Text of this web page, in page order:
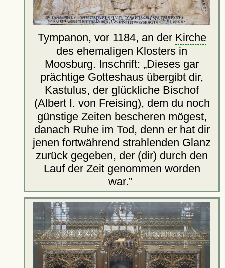
Tympanon, vor 1184, an der Kirche
des ehemaligen Klosters in
Moosburg. Inschrift: Dieses gar
prächtige Gotteshaus übergibt dir,
Kastulus, der glückliche Bischof
(Albert I. von Freising), dem du noch
günstige Zeiten bescheren mögest,
danach Ruhe im Tod, denn er hat dir
jenen fortwährend strahlenden Glanz
zurück gegeben, der (dir) durch den
Lauf der Zeit genommen worden
war.